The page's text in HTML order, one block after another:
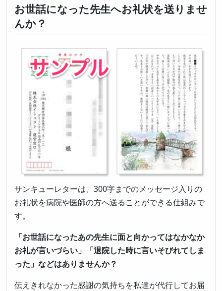
お世話になった先生へお礼状を送りませ
んか？
サンキューレターは、300字までのメッセージ入りの
お礼状を病院や医師の方へ送ることができる仕組みで
す。
「お世話になったあの先生に面と向かってはなかなか
お礼が言いづらい」「退院した時に言いそびれてしま
った」などはありませんか？
伝えきれなかった感謝の気持ちを私達が代行してお届